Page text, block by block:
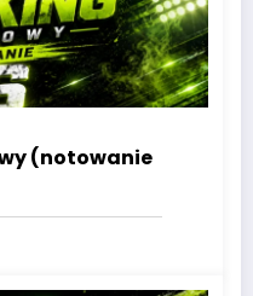
(notowanie